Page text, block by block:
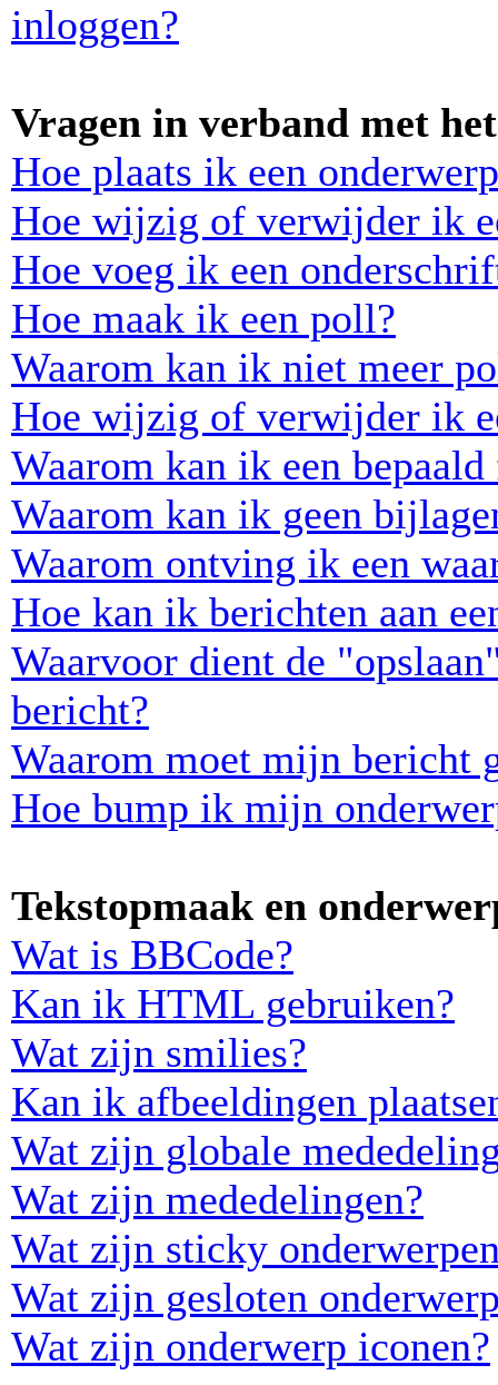
inloggen?
Vragen in verband met
Hoe plaats ik een
Hoe wijzig of verwijder ik
Hoe voeg ik een
Hoe maak ik een poll?
Waarom kan ik niet meer
Hoe wijzig of verwijder ik
Waarom kan ik een
Waarom kan ik geen
Waarom ontving ik een
Hoe kan ik berichten aan
Waarvoor dient de
bericht?
Waarom moet mijn bericht
Hoe bump ik mijn
Tekstopmaak en
Wat is BBCode?
Kan ik HTML gebruiken?
Wat zijn smilies?
Kan ik afbeeldingen
Wat zijn globale
Wat zijn mededelingen?
Wat zijn sticky
Wat zijn gesloten
Wat zijn onderwerp iconen?